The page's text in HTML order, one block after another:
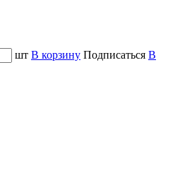
шт В корзину Подписаться В